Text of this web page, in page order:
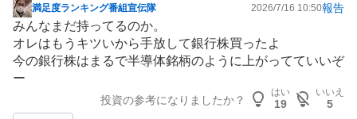
掲
示
板
記
満足度ランキング番組宣伝隊 2026/7/16 10:50報告
みんなまだ持ってるのか。
オレはもうキツいから手放して銀行株買ったよ
今の銀行株はまるで半導体銘柄のように上がってていいぞ
ー
投資の参考になりましたか？
はい
19
いいえ
5